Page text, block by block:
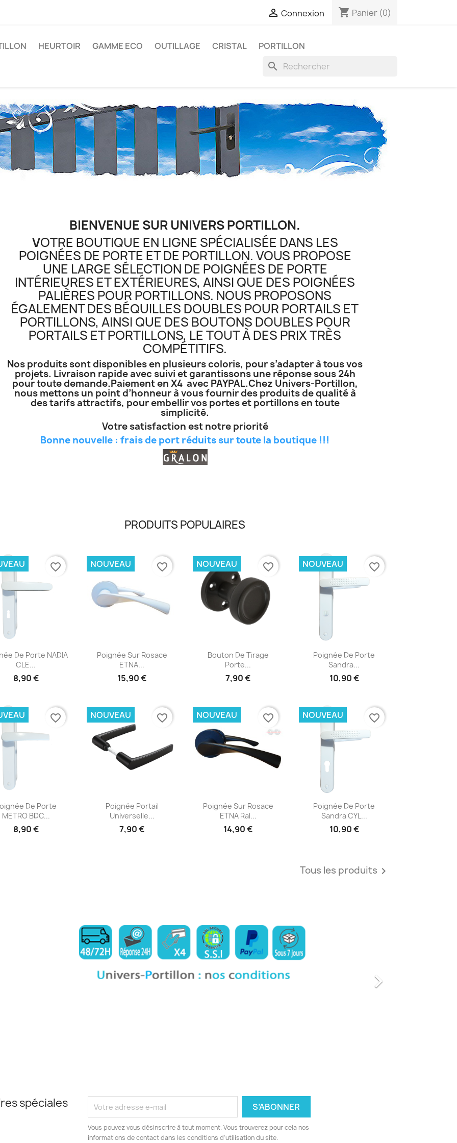
 Connexion shopping_cart Panier (0)
HEURTOIR GAMME ECO OUTILLAGE CRISTAL PORTILLON
search
BIENVENUE SUR UNIVERS PORTILLON.
VOTRE BOUTIQUE EN LIGNE SPÉCIALISÉE DANS LES
POIGNÉES DE PORTE ET DE PORTILLON. VOUS PROPOSE
UNE LARGE SÉLECTION DE POIGNÉES DE PORTE
INTÉRIEURES ET EXTÉRIEURES, AINSI QUE DES POIGNÉES
PALIÈRES POUR PORTILLONS. NOUS PROPOSONS
ÉGALEMENT DES BÉQUILLES DOUBLES POUR PORTAILS ET
PORTILLONS, AINSI QUE DES BOUTONS DOUBLES POUR
PORTAILS ET PORTILLONS, LE TOUT À DES PRIX TRÈS
COMPÉTITIFS.
Nos produits sont disponibles en plusieurs coloris, pour s’adapter à tous vos
projets. Livraison rapide avec suivi et garantissons une réponse sous 24h
pour toute demande.Paiement en X4 avec PAYPAL.Chez Univers-Portillon,
nous mettons un point d’honneur à vous fournir des produits de qualité à
des tarifs attractifs, pour embellir vos portes et portillons en toute
simplicité.
Votre satisfaction est notre priorité
Bonne nouvelle : frais de port réduits sur toute la boutique !!!
PRODUITS POPULAIRES
Aperçu rapide
De Porte NADIA
CLE...
8,90 €
favorite_border
Aperçu rapide
Poignée Sur Rosace
ETNA...
15,90 €
NOUVEAU favorite_border
Aperçu rapide
Bouton De Tirage
Porte...
7,90 €
NOUVEAU favorite_border
Aperçu rapide
Poignée De Porte
Sandra...
10,90 €
NOUVEAU favorite_border
Aperçu rapide
De Porte
METRO BDC...
8,90 €
favorite_border
Aperçu rapide
Poignée Portail
Universelle...
7,90 €
NOUVEAU favorite_border
Aperçu rapide
Poignée Sur Rosace
ETNA Ral...
14,90 €
NOUVEAU favorite_border
Aperçu rapide
Poignée De Porte
Sandra CYL...
10,90 €
NOUVEAU favorite_border
Tous les produits 

spéciales
Vous pouvez vous désinscrire à tout moment. Vous trouverez pour cela nos
informations de contact dans les conditions d'utilisation du site.